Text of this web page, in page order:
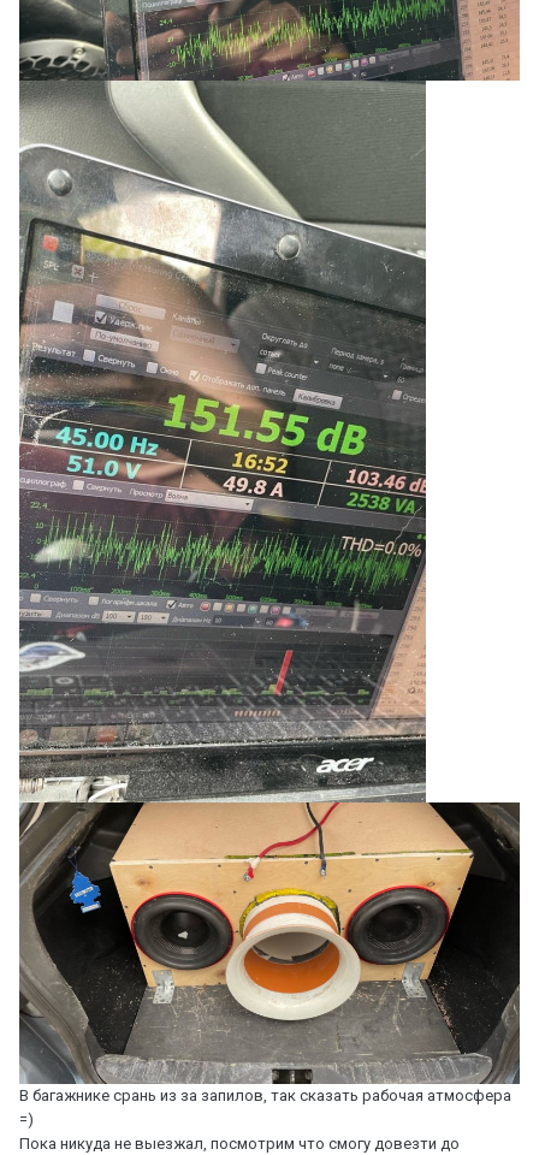
В багажнике срань из за запилов, так сказать рабочая атмосфера
=)
Пока никуда не выезжал, посмотрим что смогу довезти до